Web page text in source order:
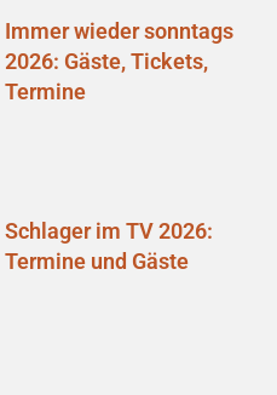
Immer wieder sonntags
2026: Gäste, Tickets,
Termine
Schlager im TV 2026:
Termine und Gäste